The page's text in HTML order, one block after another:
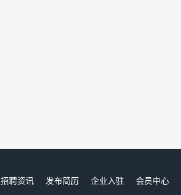
招聘资讯 发布简历 企业入驻 会员中心